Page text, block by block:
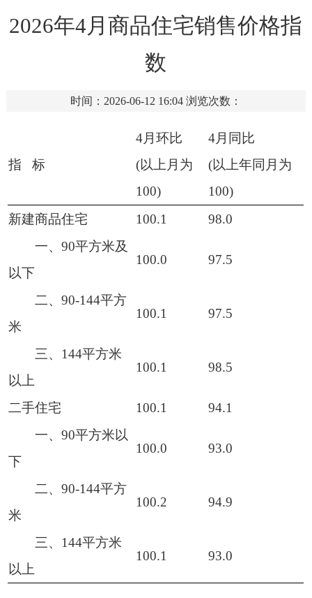
2026年4月商品住宅销售价格指
数
时间：2026-06-12 16:04 浏览次数：
指 标
4月环比
(以上月为
100)
4月同比
(以上年同月为
100)
新建商品住宅
100.1
98.0
一、90平方米及
以下
100.0 97.5
二、90-144平方
米
100.1 97.5
三、144平方米
以上
100.1 98.5
二手住宅 100.1
94.1
一、90平方米以
下
100.0 93.0
二、90-144平方
米
100.2 94.9
三、144平方米
以上
100.1 93.0